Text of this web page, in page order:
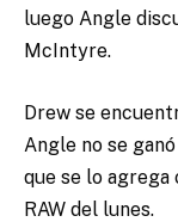
luego Angle
McIntyre.
Drew se
Angle no se
que se lo
RAW del lunes.